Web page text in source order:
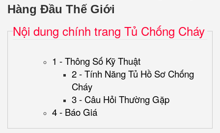
Hàng Đầu Thế Giới
Nội dung chính trang Tủ Chống Cháy
1 - Thông Số Kỹ Thuật
2 - Tính Năng Tủ Hồ Sơ Chống
Cháy
3 - Câu Hỏi Thường Gặp
4 - Báo Giá